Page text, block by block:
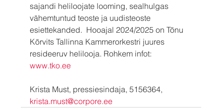
sajandi heliloojate looming, sealhulgas
vähemtuntud teoste ja uudisteoste
esiettekanded.  Hooajal 2024/2025 on Tõnu
Kõrvits Tallinna Kammerorkestri juures
resideeruv helilooja. Rohkem infot:
www.tko.ee
Krista Must, pressiesindaja, 5156364,
krista.must@corpore.ee